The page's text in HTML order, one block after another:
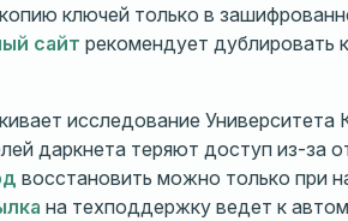
ключей только в
сайт рекомендует дублировать
исследование Университета
даркнета теряют доступ из-за
восстановить можно только при
на техподдержку ведет к